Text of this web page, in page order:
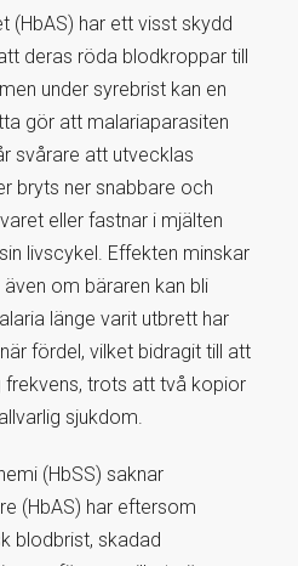
(HbAS) har ett visst skydd
deras röda blodkroppar till
under syrebrist kan en
gör att malaria­parasiten
svårare att utvecklas
bryts ner snabbare och
eller fastnar i mjälten
livscykel. Effekten minskar
om bäraren kan bli
länge varit utbrett har
fördel, vilket bidragit till att
frekvens, trots att två kopior
sjukdom.
(HbSS) saknar
(HbAS) har eftersom
blodbrist, skadad